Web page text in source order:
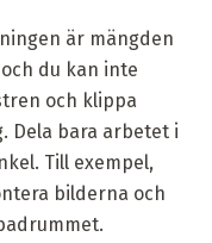
är mängden
du kan inte
och klippa
Dela bara arbetet i
Till exempel,
bilderna och